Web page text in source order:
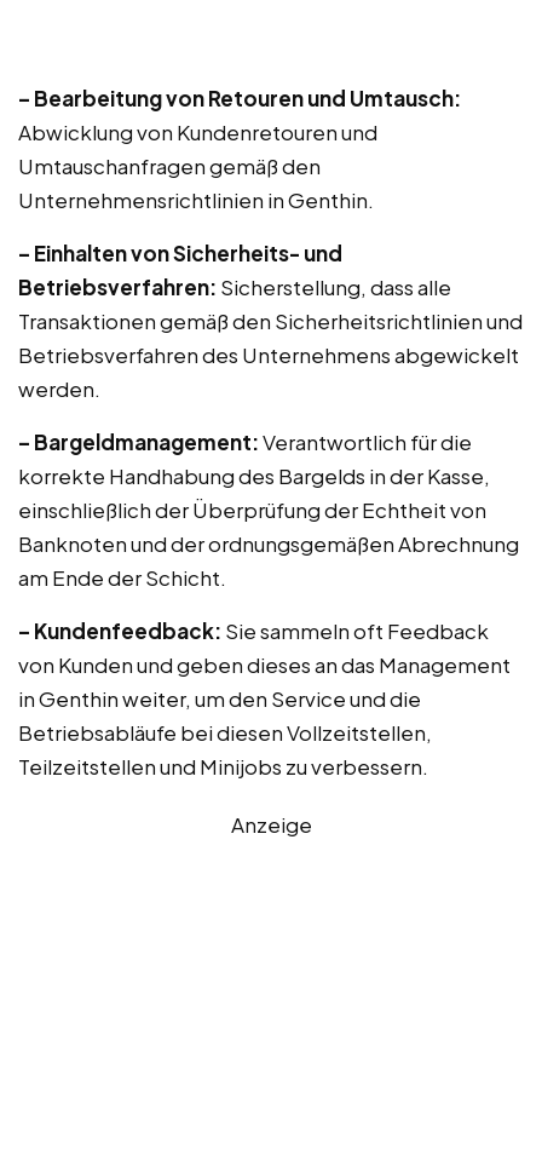
– Bearbeitung von Retouren und Umtausch:
Abwicklung von Kundenretouren und
Umtauschanfragen gemäß den
Unternehmensrichtlinien in Genthin.
– Einhalten von Sicherheits- und
Betriebsverfahren: Sicherstellung, dass alle
Transaktionen gemäß den Sicherheitsrichtlinien und
Betriebsverfahren des Unternehmens abgewickelt
werden.
– Bargeldmanagement:Verantwortlich für die
korrekte Handhabung des Bargelds in der Kasse,
einschließlich der Überprüfung der Echtheit von
Banknoten und der ordnungsgemäßen Abrechnung
am Ende der Schicht.
– Kundenfeedback: Sie sammeln oft Feedback
von Kunden und geben dieses an das Management
in Genthin weiter, um den Service und die
Betriebsabläufe bei diesen Vollzeitstellen,
Teilzeitstellen und Minijobs zu verbessern.
Anzeige